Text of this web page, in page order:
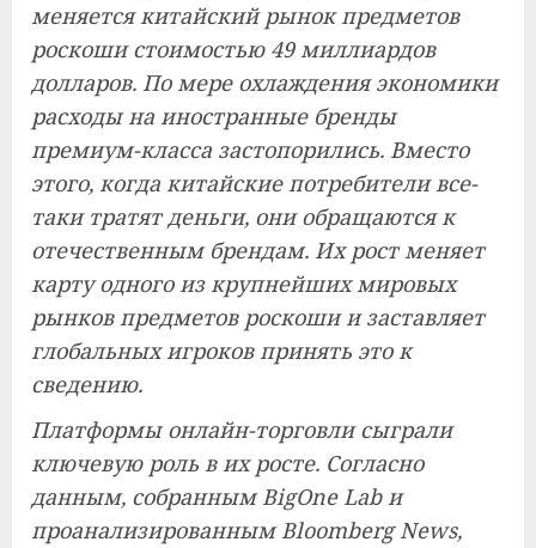
меняется китайский рынок предметов
роскоши стоимостью 49 миллиардов
долларов. По мере охлаждения экономики
расходы на иностранные бренды
премиум-класса застопорились. Вместо
этого, когда китайские потребители все-
таки тратят деньги, они обращаются к
отечественным брендам. Их рост меняет
карту одного из крупнейших мировых
рынков предметов роскоши и заставляет
глобальных игроков принять это к
сведению.
Платформы онлайн-торговли сыграли
ключевую роль в их росте. Согласно
данным, собранным BigOne Lab и
проанализированным Bloomberg News,